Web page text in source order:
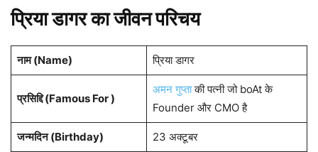
प्रिया डागर का जीवन परिचय
नाम (Name) प्रिया डागर
प्रसिद्दि (Famous For )
अमन गुप्ताकी पत्नी जो boAt के
Founder और CMO है
जन्मदिन (Birthday) 23 अक्टूबर